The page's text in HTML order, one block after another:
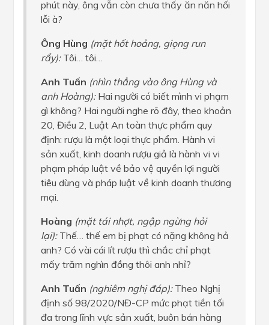
phút này, ông vẫn còn chưa thấy ăn năn hối
lỗi à?
Ông Hùng (mặt hốt hoảng, giọng run
rẩy):Tôi… tôi…
Anh Tuấn (nhìn thẳng vào ông Hùng và
anh Hoàng):Hai người có biết mình vi phạm
gì không? Hai người nghe rõ đây, theo khoản
20, Điều 2, Luật An toàn thực phẩm quy
định: rượu là một loại thực phẩm. Hành vi
sản xuất, kinh doanh rượu giả là hành vi vi
phạm pháp luật về bảo vệ quyền lợi người
tiêu dùng và pháp luật về kinh doanh thương
mại.
Hoàng (mặt tái nhợt, ngập ngừng hỏi
lại):Thế… thế em bị phạt có nặng không hả
anh? Có vài cái lít rượu thì chắc chỉ phạt
mấy trăm nghìn đồng thôi anh nhỉ?
Anh Tuấn (nghiêm nghị đáp):Theo Nghị
định số 98/2020/NĐ-CP mức phạt tiền tối
đa trong lĩnh vực sản xuất, buôn bán hàng